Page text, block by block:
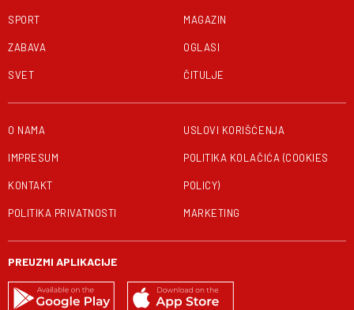
SPORT
ZABAVA
SVET
MAGAZIN
OGLASI
ČITULJE
O NAMA
IMPRESUM
KONTAKT
POLITIKA PRIVATNOSTI
USLOVI KORIŠĆENJA
POLITIKA KOLAČIĆA (COOKIES
POLICY)
MARKETING
PREUZMI APLIKACIJE